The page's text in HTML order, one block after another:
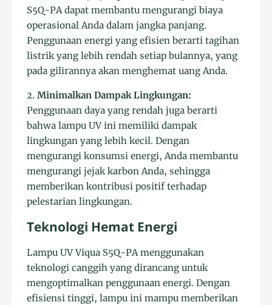
S5Q-PA dapat membantu mengurangi biaya
operasional Anda dalam jangka panjang.
Penggunaan energi yang efisien berarti tagihan
listrik yang lebih rendah setiap bulannya, yang
pada gilirannya akan menghemat uang Anda.
2.Minimalkan Dampak Lingkungan:
Penggunaan daya yang rendah juga berarti
bahwa lampu UV ini memiliki dampak
lingkungan yang lebih kecil. Dengan
mengurangi konsumsi energi, Anda membantu
mengurangi jejak karbon Anda, sehingga
memberikan kontribusi positif terhadap
pelestarian lingkungan.
Teknologi Hemat Energi
Lampu UV Viqua S5Q-PA menggunakan
teknologi canggih yang dirancang untuk
mengoptimalkan penggunaan energi. Dengan
efisiensi tinggi, lampu ini mampu memberikan